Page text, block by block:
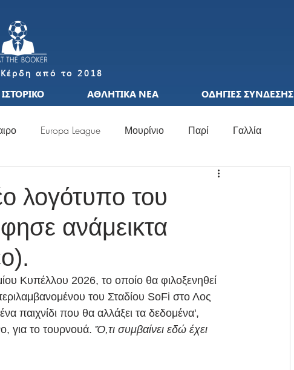
από το 2018
ΙΣΤΟΡΙΚΟ ΑΘΛΗΤΙΚΑ ΝΕΑ ΟΔΗΓΙΕΣ ΣΥΝΔΕΣΗΣ
Europa League Μουρίνιο Παρί Γαλλία
Ιταλία Χάαλαντ Social Media
UEFA Ρονάλντο
λογότυπο του
ανάμεικτα
Κυπέλλου 2026, το οποίο θα φιλοξενηθεί
του Σταδίου SoFi στο Λος
παιχνίδι που θα αλλάξει τα δεδομένα',
για το τουρνουά. 'Ό,τι συμβαίνει εδώ έχει